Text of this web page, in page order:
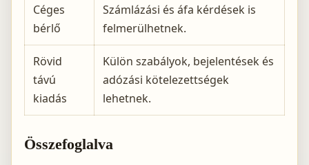
Céges
bérlő
Számlázási és áfa kérdések is
felmerülhetnek.
Rövid
távú
kiadás
Külön szabályok, bejelentések és
adózási kötelezettségek
lehetnek.
Összefoglalva